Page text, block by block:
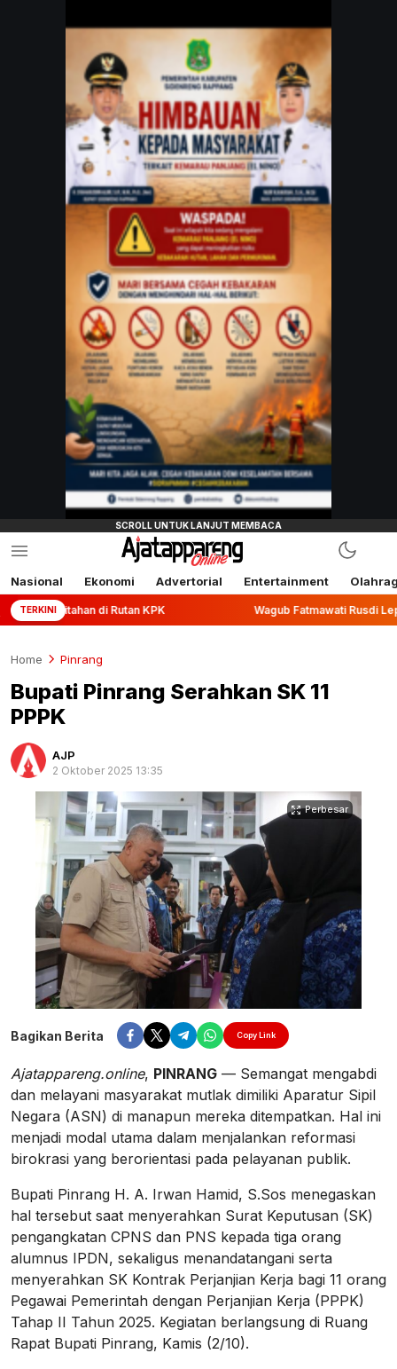
Nasional Ekonomi Advertorial Entertainment
TERKINI
di Rutan KPK Wagub Fatmawati Rusdi Lepas Ekspor
Home Pinrang
Bupati Pinrang Serahkan SK 11
PPPK
AJP
2 Oktober 2025 13:35
Perbesar
Bagikan Berita Copy Link
Ajatappareng.online, PINRANG — Semangat mengabdi
dan melayani masyarakat mutlak dimiliki Aparatur Sipil
Negara (ASN) di manapun mereka ditempatkan. Hal ini
menjadi modal utama dalam menjalankan reformasi
birokrasi yang berorientasi pada pelayanan publik.
Bupati Pinrang H. A. Irwan Hamid, S.Sos menegaskan
hal tersebut saat menyerahkan Surat Keputusan (SK)
pengangkatan CPNS dan PNS kepada tiga orang
alumnus IPDN, sekaligus menandatangani serta
menyerahkan SK Kontrak Perjanjian Kerja bagi 11 orang
Pegawai Pemerintah dengan Perjanjian Kerja (PPPK)
Tahap II Tahun 2025. Kegiatan berlangsung di Ruang
Rapat Bupati Pinrang, Kamis (2/10).